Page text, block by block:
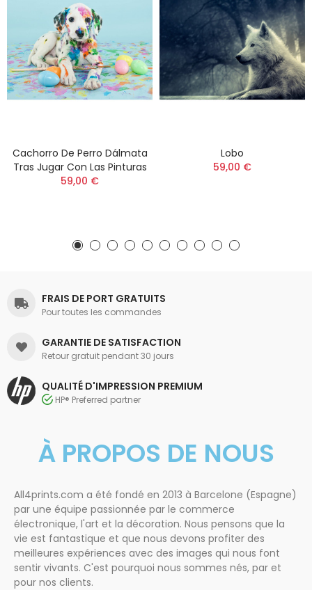
Cachorro De Perro Dálmata
Tras Jugar Con Las Pinturas
59,00 €
Lobo
59,00 €
FRAIS DE PORT GRATUITS
Pour toutes les commandes
GARANTIE DE SATISFACTION
Retour gratuit pendant 30 jours
QUALITÉ D'IMPRESSION PREMIUM
HP® Preferred partner
À PROPOS DE NOUS
All4prints.com a été fondé en 2013 à Barcelone (Espagne)
par une équipe passionnée par le commerce
électronique, l'art et la décoration. Nous pensons que la
vie est fantastique et que nous devons profiter des
meilleures expériences avec des images qui nous font
sentir vivants. C'est pourquoi nous sommes nés, par et
pour nos clients.